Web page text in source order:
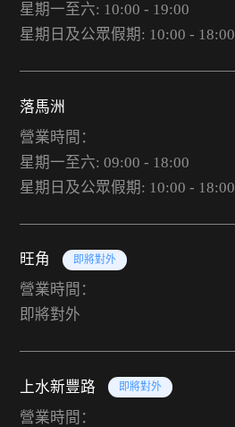
星期一至六: 10:00 - 19:00
星期日及公眾假期: 10:00 - 18:00
落馬洲
營業時間：
星期一至六: 09:00 - 18:00
星期日及公眾假期: 10:00 - 18:00
旺角 即將對外
營業時間：
即將對外
上水新豐路 即將對外
營業時間：